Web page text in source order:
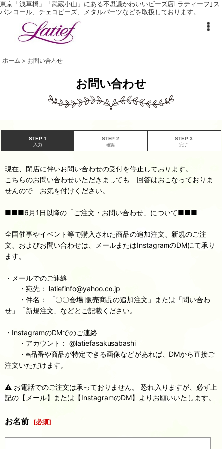
東京「浅草橋」「武蔵小山」にある不思議かわいいビーズ店｢ラティーフ｣ ス
パンコール、チェコビーズ、メタルパーツなどを取扱しております。
ホーム > お問い合わせ
お問い合わせ
STEP 1
入力
STEP 2
確認
STEP 3
完了
現在、閉店に伴いお問い合わせの受付を停止しております。
こちらのお問い合わせいただきましても 回答はおこなっておりま
せんので お気を付けください。
■■■6月1日以降の「ご注文・お問い合わせ」について■■■
全国催事やイベント等で購入された商品の追加注文、新規のご注
文、およびお問い合わせは、メールまたはInstagramのDMにて承り
ます。
・メールでのご連絡
・宛先： latiefinfo@yahoo.co.jp
・件名： 「〇〇会場 販売商品の追加注文」または「問い合わ
せ」「新規注文」などとご記載ください。
・InstagramのDMでのご連絡
・アカウント： @latiefasakusabashi
・※品番や商品が特定できる画像などがあれば、DMから直接ご
注文いただけます。
⚠️ お電話でのご注文は承っておりません。 恐れ入りますが、必ず上
記の【メール】または【InstagramのDM】よりお願いいたします。
お名前 [必須]